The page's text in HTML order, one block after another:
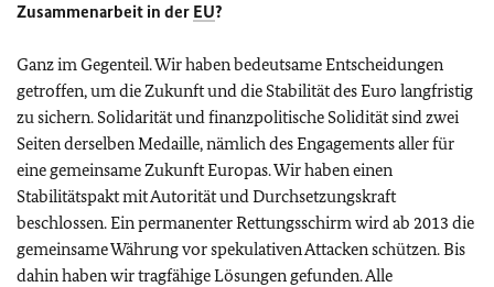
Zusammenarbeit in der EU?
Ganz im Gegenteil. Wir haben bedeutsame Entscheidungen
getroffen, um die Zukunft und die Stabilität des Euro langfristig
zu sichern. Solidarität und finanzpolitische Solidität sind zwei
Seiten derselben Medaille, nämlich des Engagements aller für
eine gemeinsame Zukunft Europas. Wir haben einen
Stabilitätspakt mit Autorität und Durchsetzungskraft
beschlossen. Ein permanenter Rettungsschirm wird ab 2013 die
gemeinsame Währung vor spekulativen Attacken schützen. Bis
dahin haben wir tragfähige Lösungen gefunden. Alle